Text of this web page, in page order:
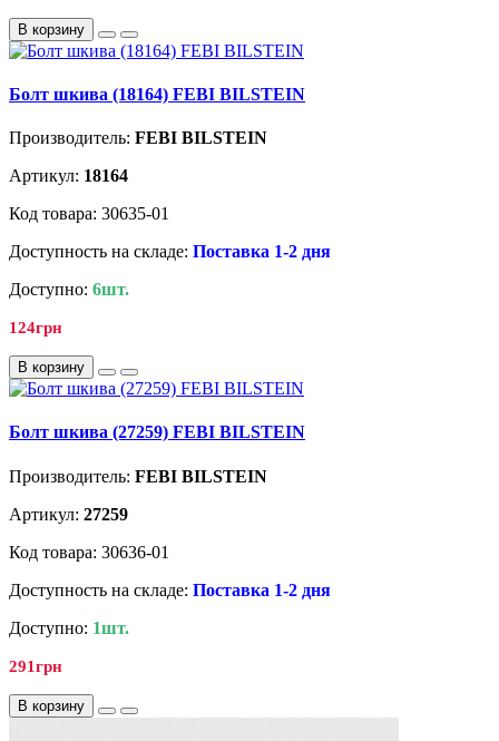
В корзину
Болт шкива (18164) FEBI BILSTEIN
Производитель: FEBI BILSTEIN
Артикул: 18164
Код товара: 30635-01
Доступность на складе: Поставка 1-2 дня
Доступно: 6шт.
124грн
В корзину
Болт шкива (27259) FEBI BILSTEIN
Производитель: FEBI BILSTEIN
Артикул: 27259
Код товара: 30636-01
Доступность на складе: Поставка 1-2 дня
Доступно: 1шт.
291грн
В корзину